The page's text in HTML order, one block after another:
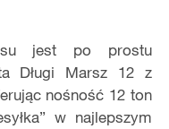
jest po prostu
Długi Marsz 12 z
nośność 12 ton
w najlepszym